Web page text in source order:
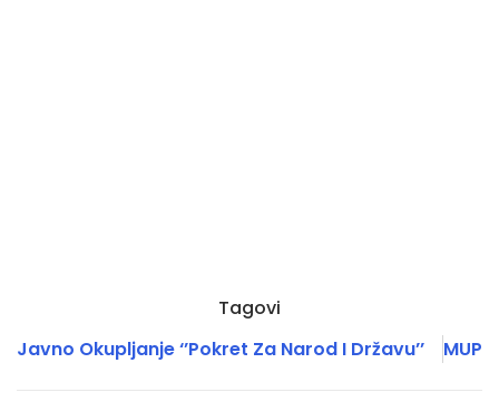
Tagovi
Javno Okupljanje ‘’Pokret Za Narod I Državu’’
MUP